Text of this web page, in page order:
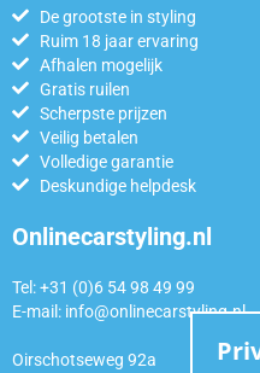
De grootste in styling
Ruim 18 jaar ervaring
Afhalen mogelijk
Gratis ruilen
Scherpste prijzen
Veilig betalen
Volledige garantie
Deskundige helpdesk
Onlinecarstyling.nl
Tel: +31 (0)6 54 98 49 99
E-mail: info@onlinecarstyling.nl
Oirschotseweg 92a